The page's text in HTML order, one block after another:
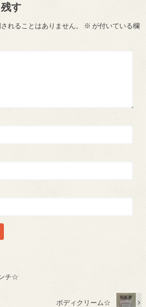
す
れることはありません。 ※ が付いている欄
チ☆
ボディクリーム☆